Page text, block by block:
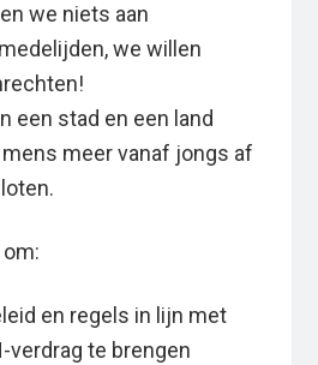
we niets aan
we willen
een stad en een land
meer vanaf jongs af
en regels in lijn met
verdrag te brengen